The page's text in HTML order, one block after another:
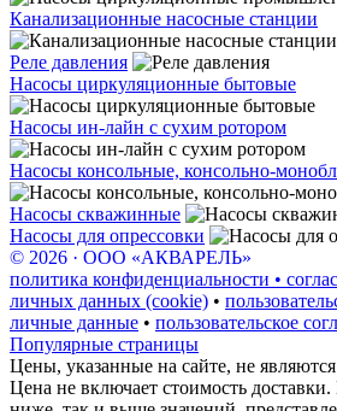
Канализационные насосные станции
Реле давления
Насосы циркуляционные бытовые
Насосы ин-лайн с сухим ротором
Насосы консольные, консольно-
Насосы скважинные
Насосы для опрессовки
© 2026 · ООО «АКВАРЕЛЬ»
политика конфиденциальности •
личных данных (cookie) •
личные данные • пользовательское
Популярные страницы
Цены, указанные на сайте, не
Цена не включает стоимость